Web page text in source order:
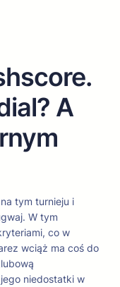
A
tym turnieju i
W tym
co w
wciąż ma coś do
niedostatki w